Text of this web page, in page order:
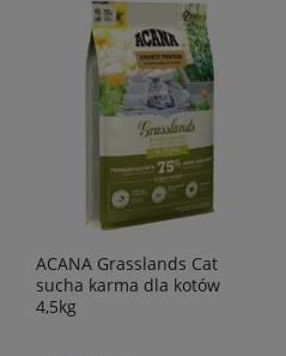
ACANA Grasslands Cat
sucha karma dla kotów
4,5kg